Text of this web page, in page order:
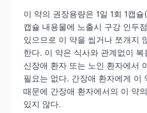
이 약의 권장용량은 1일 1회 1캡
캡슐 내용물에 노출시 구강 인두
있으므로 이 약을 씹거나 쪼개지
한다. 이 약은 식사와 관계없이 복
신장애 환자 또는 노인 환자에서
필요는 없다. 간장애 환자에게 이
때문에 간장애 환자에서의 이 약
있지 않다.